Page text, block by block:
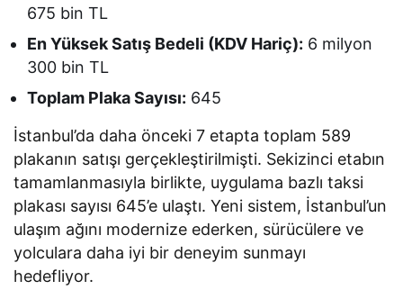
675 bin TL
En Yüksek Satış Bedeli (KDV Hariç): 6 milyon
300 bin TL
Toplam Plaka Sayısı: 645
İstanbul’da daha önceki 7 etapta toplam 589
plakanın satışı gerçekleştirilmişti. Sekizinci etabın
tamamlanmasıyla birlikte, uygulama bazlı taksi
plakası sayısı 645’e ulaştı. Yeni sistem, İstanbul’un
ulaşım ağını modernize ederken, sürücülere ve
yolculara daha iyi bir deneyim sunmayı
hedefliyor.